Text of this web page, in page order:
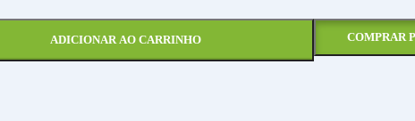
ADICIONAR AO CARRINHO COMPRAR